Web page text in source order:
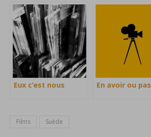
Eux c’est nous En avoir ou pas
Films Suède